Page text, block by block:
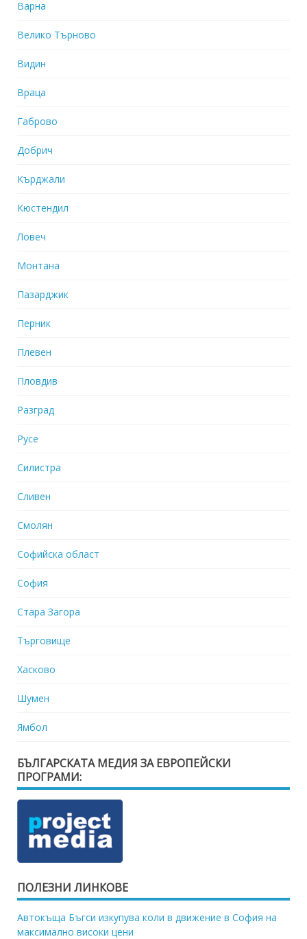
Варна
Велико Търново
Видин
Враца
Габрово
Добрич
Кърджали
Кюстендил
Ловеч
Монтана
Пазарджик
Перник
Плевен
Пловдив
Разград
Русе
Силистра
Сливен
Смолян
Софийска област
София
Стара Загора
Търговище
Хасково
Шумен
Ямбол
БЪЛГАРСКАТА МЕДИЯ ЗА ЕВРОПЕЙСКИ
ПРОГРАМИ:
ПОЛЕЗНИ ЛИНКОВЕ
Автокъща Бъгси изкупува коли в движение в София на
максимално високи цени